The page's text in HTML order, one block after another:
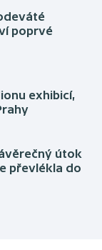
poprvé
exhibicí,
útok
převlékla do